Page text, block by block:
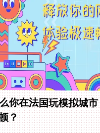
你在法国玩模拟城
？